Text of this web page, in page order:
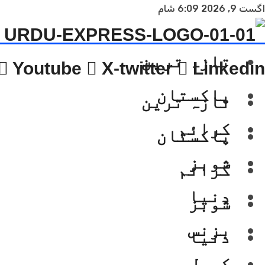
اگست 9, 2026 6:09 شام
Youtube X-twitter
Linkedin
تازہ ترین
پاکستان
کرائم
شوبز
دنیا
تازہ ترین
پاکستان
کرائم
شوبز
دنیا
بزنس